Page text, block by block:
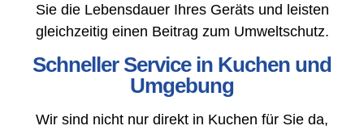
Sie die Lebensdauer Ihres Geräts und leisten
gleichzeitig einen Beitrag zum Umweltschutz.
Schneller Service in Kuchen und
Umgebung
Wir sind nicht nur direkt in Kuchen für Sie da,